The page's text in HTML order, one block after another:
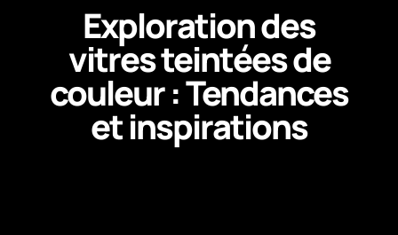
Exploration des
vitres teintées de
couleur : Tendances
et inspirations